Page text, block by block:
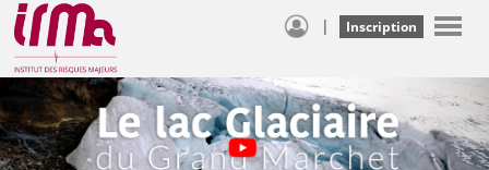
| Inscription